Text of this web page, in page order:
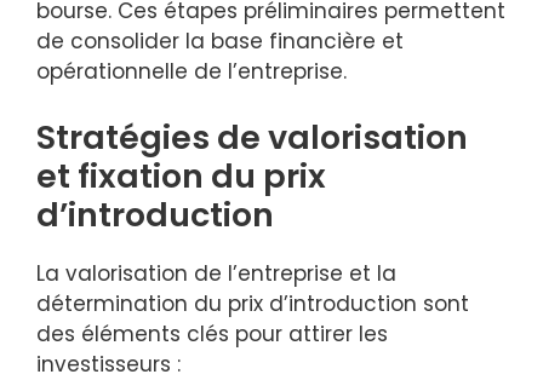
bourse. Ces étapes préliminaires permettent
de consolider la base financière et
opérationnelle de l’entreprise.
Stratégies de valorisation
et fixation du prix
d’introduction
La valorisation de l’entreprise et la
détermination du prix d’introduction sont
des éléments clés pour attirer les
investisseurs :